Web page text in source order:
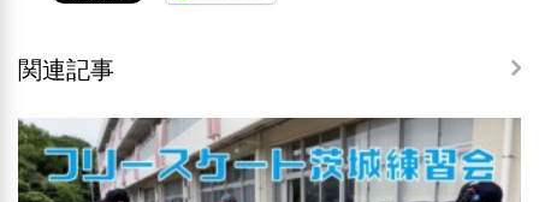
関連記事